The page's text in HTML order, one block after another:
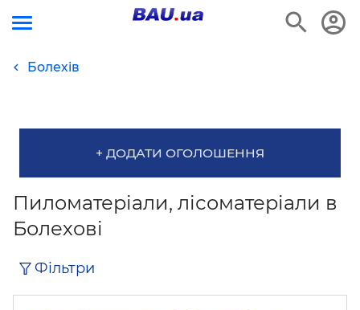
Болехів
+ ДОДАТИ ОГОЛОШЕННЯ
Пиломатеріали, лісоматеріали в
Болехові
Фільтри